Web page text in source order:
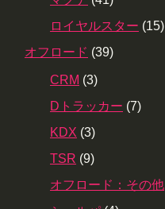
ロイヤルスター (15)
オフロード (39)
CRM (3)
Dトラッカー (7)
KDX (3)
TSR (9)
オフロード：その他